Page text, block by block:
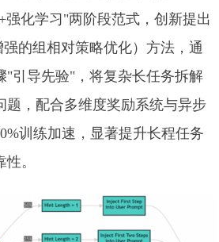
强化学习"两阶段范式，创新提出
强的组相对策略优化）方法，通
"引导先验"，将复杂长任务拆解
题，配合多维度奖励系统与异步
训练加速，显著提升长程任务
。